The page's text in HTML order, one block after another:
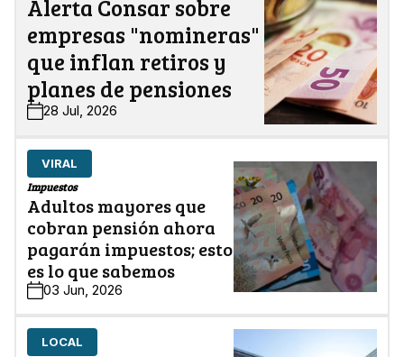
Alerta Consar sobre
empresas "nomineras"
que inflan retiros y
planes de pensiones
28 Jul, 2026
VIRAL
Impuestos
Adultos mayores que
cobran pensión ahora
pagarán impuestos; esto
es lo que sabemos
03 Jun, 2026
LOCAL